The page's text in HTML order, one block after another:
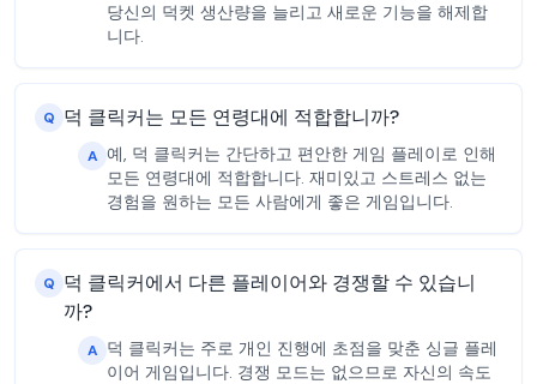
당신의 덕켓 생산량을 늘리고 새로운 기능을 해제합
니다.
Q 덕 클릭커는 모든 연령대에 적합합니까?
A 예, 덕 클릭커는 간단하고 편안한 게임 플레이로 인해
모든 연령대에 적합합니다. 재미있고 스트레스 없는
경험을 원하는 모든 사람에게 좋은 게임입니다.
Q 덕 클릭커에서 다른 플레이어와 경쟁할 수 있습니
까?
A 덕 클릭커는 주로 개인 진행에 초점을 맞춘 싱글 플레
이어 게임입니다. 경쟁 모드는 없으므로 자신의 속도